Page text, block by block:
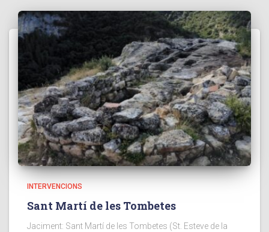
INTERVENCIONS
Sant Martí de les Tombetes
Jaciment: Sant Martí de les Tombetes (St. Esteve de la